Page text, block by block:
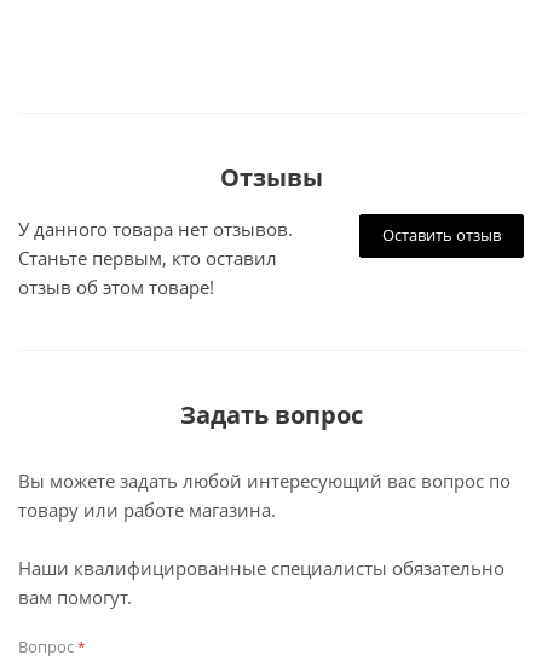
Отзывы
Оставить отзыв
У данного товара нет отзывов.
Станьте первым, кто оставил
отзыв об этом товаре!
Задать вопрос
Вы можете задать любой интересующий вас вопрос по
товару или работе магазина.
Наши квалифицированные специалисты обязательно
вам помогут.
Вопрос*